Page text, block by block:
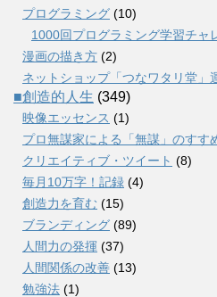
プログラミング (10)
1000回プログラミング学習チャ
漫画の描き方 (2)
ネットショップ「つなワタリ堂」
■創造的人生 (349)
映像エッセンス (1)
プロ無謀家による「無謀」のすす
クリエイティブ・ツイート (8)
毎月10万字！記録 (4)
創造力を育む (15)
ブランディング (89)
人間力の発揮 (37)
人間関係の改善 (13)
勉強法 (1)